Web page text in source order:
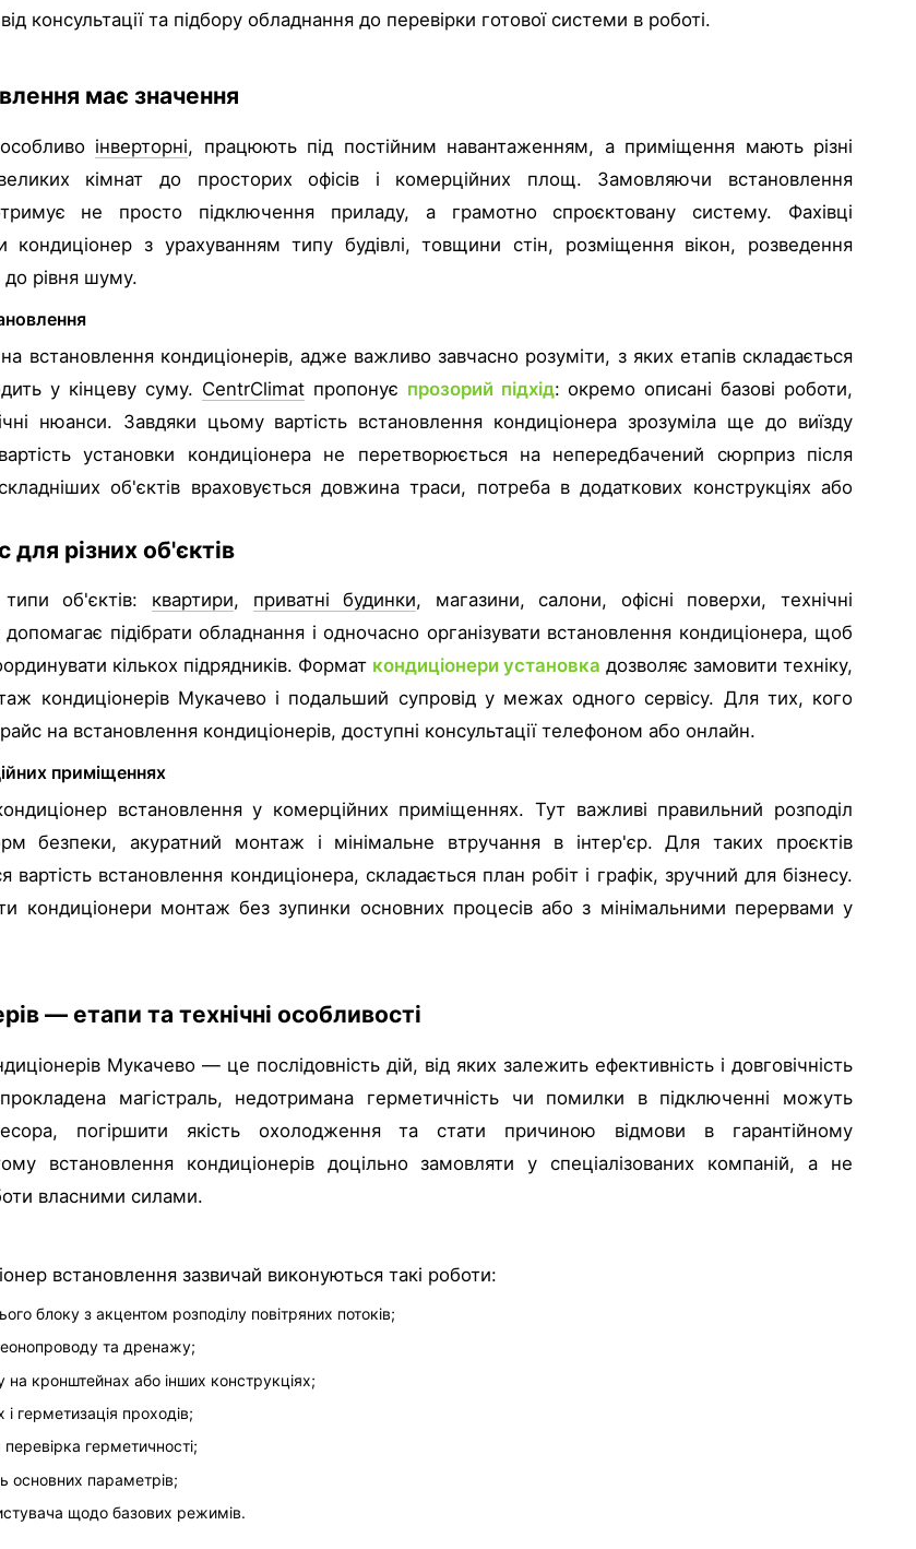
консультації та підбору обладнання до перевірки готової системи в роботі.
має значення
інверторні, працюють під постійним навантаженням, а приміщення мають різні
кімнат до просторих офісів і комерційних площ. Замовляючи встановлення
не просто підключення приладу, а грамотно спроєктовану систему. Фахівці
кондиціонер з урахуванням типу будівлі, товщини стін, розміщення вікон, розведення
рівня шуму.
встановлення кондиціонерів, адже важливо завчасно розуміти, з яких етапів складається
у кінцеву суму. CentrClimatпропонує прозорий підхід: окремо описані базові роботи,
нюанси. Завдяки цьому вартість встановлення кондиціонера зрозуміла ще до виїзду
установки кондиціонера не перетворюється на непередбачений сюрприз після
об'єктів враховується довжина траси, потреба в додаткових конструкціях або
різних об'єктів
об'єктів: квартири, приватні будинки, магазини, салони, офісні поверхи, технічні
підібрати обладнання і одночасно організувати встановлення кондиціонера, щоб
кількох підрядників. Формат кондиціонери установка дозволяє замовити техніку,
кондиціонерів Мукачево і подальший супровід у межах одного сервісу. Для тих, кого
на встановлення кондиціонерів, доступні консультації телефоном або онлайн.
приміщеннях
встановлення у комерційних приміщеннях. Тут важливі правильний розподіл
безпеки, акуратний монтаж і мінімальне втручання в інтер'єр. Для таких проєктів
вартість встановлення кондиціонера, складається план робіт і графік, зручний для бізнесу.
кондиціонери монтаж без зупинки основних процесів або з мінімальними перервами у
— етапи та технічні особливості
Мукачево — це послідовність дій, від яких залежить ефективність і довговічність
магістраль, недотримана герметичність чи помилки в підключенні можуть
погіршити якість охолодження та стати причиною відмови в гарантійному
встановлення кондиціонерів доцільно замовляти у спеціалізованих компаній, а не
власними силами.
встановлення зазвичай виконуються такі роботи:
блоку з акцентом розподілу повітряних потоків;
та дренажу;
на кронштейнах або інших конструкціях;
і герметизація проходів;
герметичності;
основних параметрів;
щодо базових режимів.